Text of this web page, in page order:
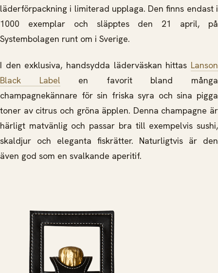
läderförpackning i limiterad upplaga. Den finns endast i
1000 exemplar och släpptes den 21 april, på
Systembolagen runt om i Sverige.
I den exklusiva, handsydda läderväskan hittas Lanson
Black Label en favorit bland många
champagnekännare för sin friska syra och sina pigga
toner av citrus och gröna äpplen. Denna champagne är
härligt matvänlig och passar bra till exempelvis sushi,
skaldjur och eleganta fiskrätter. Naturligtvis är den
även god som en svalkande aperitif.